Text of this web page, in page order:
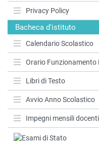
Privacy Policy
Bacheca d'istituto
Calendario Scolastico
Orario Funzionamento
Libri di Testo
Avvio Anno Scolastico
Impegni mensili docenti